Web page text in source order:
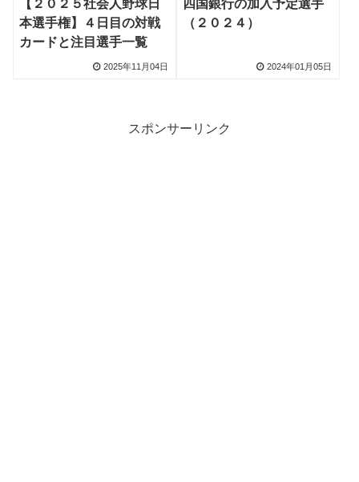
【２０２５社会人野球日
本選手権】４日目の対戦
カードと注目選手一覧
2025年11月04日
四国銀行の加入予定選手
（２０２４）
2024年01月05日
スポンサーリンク